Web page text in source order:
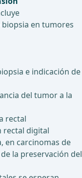
en tumores
e indicación de
del tumor a la
rectal
rectal digital
en carcinomas de
la preservación del